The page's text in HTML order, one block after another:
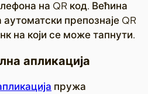
на QR код. Већина
препознаје QR
на који се може тапнути.
апликација
пружа